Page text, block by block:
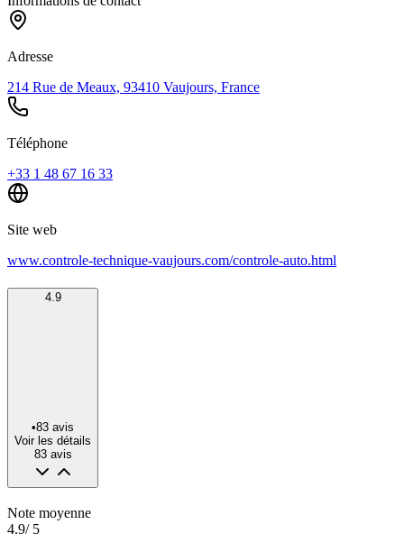
Adresse
214 Rue de Meaux, 93410 Vaujours, France
Téléphone
+33 1 48 67 16 33
Site web
www.controle-technique-vaujours.com/controle-auto.html
4.9
•83 avis
Voir les détails
83 avis
Note moyenne
4.9/ 5